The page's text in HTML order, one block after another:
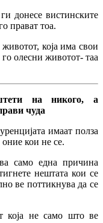
донесе вистинските
прават тоа.
која има свои
олесни животот- таа
на никого, а
чуда
имаат полза
кои не се.
само една причина
нештата кои се
ве поттикнува да се
не само што ве